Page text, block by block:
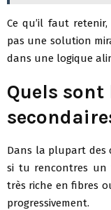
Ce qu’il faut
pas une solution
dans une logique
Quels sont
Dans la plupart des
si tu rencontres un
très riche en fibres
progressivement.